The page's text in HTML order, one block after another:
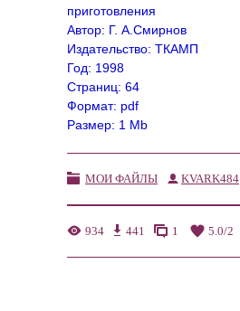
приготовления
Автор: Г. А.Смирнов
Издательство: ТКАМП
Год: 1998
Страниц: 64
Формат: pdf
Размер: 1 Mb
МОИ ФАЙЛЫ KVARK484
934 441 1 5.0/2